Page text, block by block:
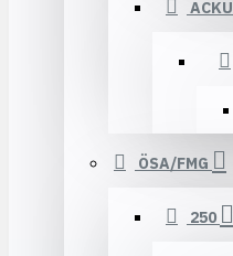
ÖSA/FMG
250